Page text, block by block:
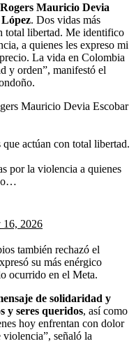
Mauricio Devia
. Dos vidas más
total libertad. Me identifico
a quienes les expreso mi
La vida en Colombia
y orden”, manifestó el
Mauricio Devia Escobar
actúan con total libertad.
por la violencia a quienes
16, 2026
también rechazó el
su más enérgico
ocurrido en el Meta.
de solidaridad y
y seres queridos, así como
hoy enfrentan con dolor
señaló la